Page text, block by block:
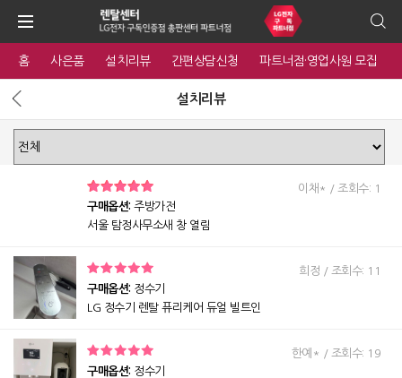
홈 사은품 설치리뷰 간편상담신청 파트너점·영업사원 모집
설치리뷰
구매옵션: 주방가전
서울 탐정사무소새 창 열림
이채* / 조회수: 1
구매옵션: 정수기
LG 정수기 렌탈 퓨리케어 듀얼 빌트인
희정 / 조회수: 11
구매옵션: 정수기
한예* / 조회수: 19